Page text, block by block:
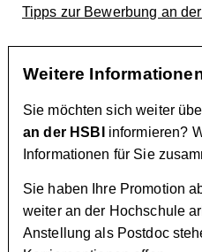
Tipps zur Bewerbung an der
Weitere
Sie möchten sich weiter
an der HSBI
informieren?
Informationen für Sie
Sie haben Ihre Promotion
weiter an der Hochschule
Anstellung als Postdoc